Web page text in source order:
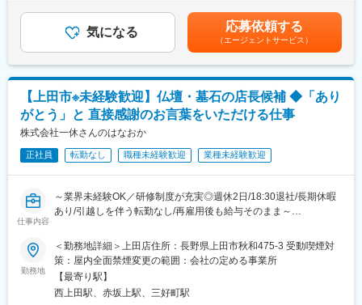
極的に学べる環境がございます。
■ノルマなく自分らしく働ける：
当社の営業スタイルとして長期年月をかけて顧客とプロジェクト
を進めるケースが多いため、短期間でのノルマや闇雲な飛び込み
営業、新規開拓はなく、長期的に顧客と関係構築をすることがで
きます。
■組織構成：
現在社長合わせて４名体制(社長50代前半、常務60代後半、メンバ
変更の範囲：会社の定める業務
いたします。
■具体的な業務内容
◎チラシやSNS、地域イベントなどの販促活動
◎少人数チームのマネジメント（1店舗3～5名）など
葬儀や四十九日までの計画もサポートする為、お客様の気持ちに
寄り添いニーズに合った提案をする力が求められます。 お仏壇・
内容にも対応するスキルが大切です。
店長候補向け研修「一休さん塾」で安心スタート理念・マネジメ
ント・マーケティングを学べる社内塾。年8回開催で実践に役立
つ“経営の基礎”が身につきます。
ル年収▼店長3年目／年収617万円（月給40万円（手当含む）＋賞
与2回（60万円）＋特別報酬（70万円） ▼店長15年目／年収1064
万円（月給60円（手当含む）＋賞与2回（144万円）＋特別報酬
（200万円）■キャリアアップ店長（1等級～3等級)→スーパーバ
イザー（4等級)→役員賃金はあくまでも目安の金額であり、選考
を通じて上下する可能性があります。月給(月額)は固定手当を含め
た表記です。
気になる 応募依頼する
（エージェントサービス）
【上田市※未経験歓迎】仏壇・墓石の店長候補 ◆「あり
がとう」と 直接感謝のお言葉をいただける仕事
株式会社一休さんのはなおか
正社員 転勤なし 職種未経験歓迎 業種未経験歓迎
仕事内容
～業界未経験OK／研修制度が充実◎週休2日/18:30退社/長期休暇
あり/引越しを伴う転勤なし/再雇用後も給与そのまま～
■採用背景
当社は、昭和38年の創業時より地元の皆さまに親しまれ供養の専
門店としてこれまで続けてまいりました。
お客様が「心の豊かさと仕合せな暮らし」を実現するためのお手
伝いをおります。
勤務地
＜勤務地詳細＞上田店住所：長野県上田市秋和475-3 受動喫煙対
策：屋内全面禁煙変更の範囲：会社の定める事業所
【最寄り駅】
西上田駅、赤坂上駅、三好町駅